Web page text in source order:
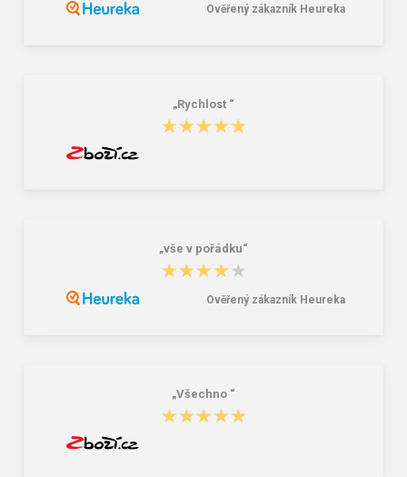
Ověřený zákazník Heureka
„Rychlost “
★★★★★
★★★★★
„vše v pořádku“
★★★★★
★★★★★
Ověřený zákazník Heureka
„Všechno “
★★★★★
★★★★★